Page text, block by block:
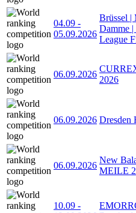
04.09 -
05.09.2026
Brüssel |
Damme
League
06.09.2026
2026
06.09.2026 Dresden
06.09.2026
New
MEILE
10.09 -